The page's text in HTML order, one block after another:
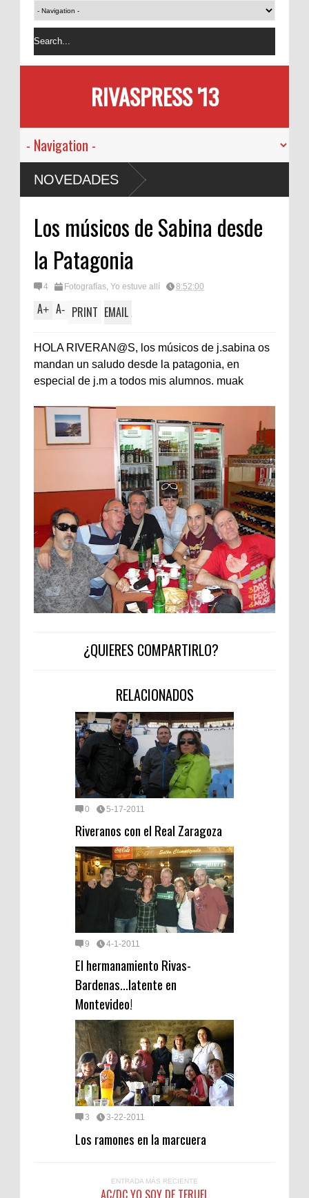
RIVASPRESS '13
NOVEDADES
Los músicos de Sabina desde
la Patagonia
4 Fotografías, Yo estuve allí 8:52:00
A+ A- PRINT EMAIL
HOLA RIVERAN@S, los músicos de j.sabina os
mandan un saludo desde la patagonia, en
especial de j.m a todos mis alumnos. muak
¿QUIERES COMPARTIRLO?
RELACIONADOS
0 5-17-2011
Riveranos con el Real Zaragoza
9 4-1-2011
El hermanamiento Rivas-
Bardenas…latente en
Montevideo!
3 3-22-2011
Los ramones en la marcuera
ENTRADA MÁS RECIENTE
AC/DC YO SOY DE TERUEL